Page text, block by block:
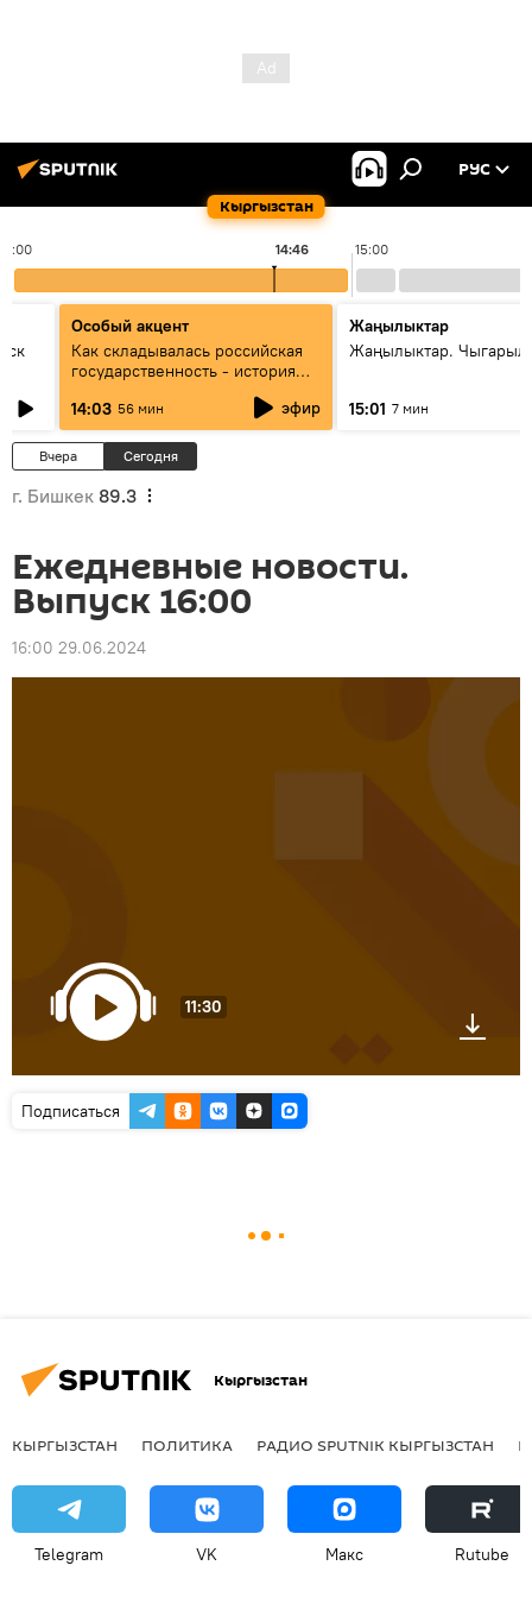
Кыргызстан
РУС
14:00 15:00
14:46
Особый акцент
Как складывалась российская
государственность - история
России и геополитика Евразии
глазами аналитиков
14:03 56 мин эфир
Жаңылыктар
Жаңылыктар.
15:01 7 мин
Вчера Сегодня
г. Бишкек 89.3
Ежедневные новости.
Выпуск 16:00
16:00 29.06.2024
11:30
Подписаться
Кыргызстан
КЫРГЫЗСТАН ПОЛИТИКА РАДИО SPUTNIK КЫРГЫЗСТАН
Telegram VK Макс Rutube